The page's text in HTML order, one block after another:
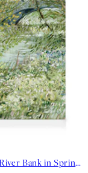
Van Gogh - River Bank in Springtime Stampa su Tela